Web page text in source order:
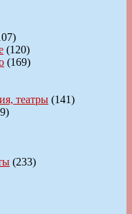
(120)
(169)
театры (141)
(233)